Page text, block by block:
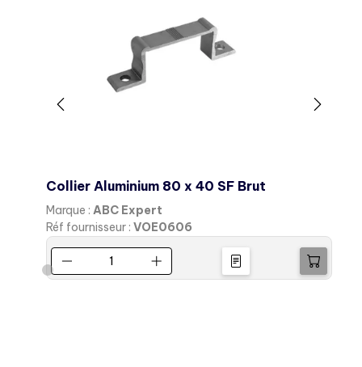
Collier Aluminium 80 x 40 SF Brut
Marque : ABC Expert
Réf fournisseur : VOE0606